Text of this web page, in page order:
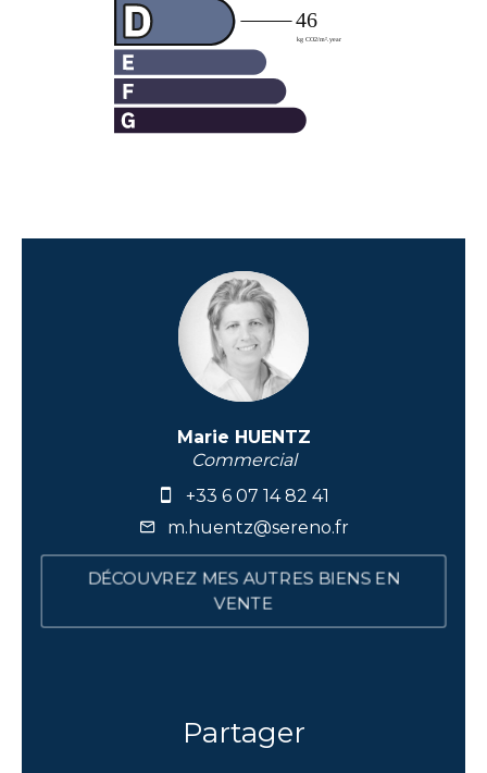
Marie HUENTZ
Commercial
+33 6 07 14 82 41
m.huentz@sereno.fr
DÉCOUVREZ MES AUTRES BIENS EN
VENTE
Partager